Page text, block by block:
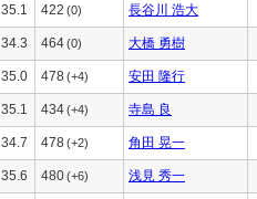
35.1 422 (0) 長谷川 浩大
34.3 464(0) 大橋 勇樹
35.0 478(+4) 安田 隆行
35.1 434(+4) 寺島 良
34.7 478(+2) 角田 晃一
35.6 480(+6) 浅見 秀一